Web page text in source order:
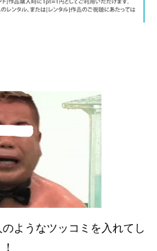
ようなツッコミを入れてし